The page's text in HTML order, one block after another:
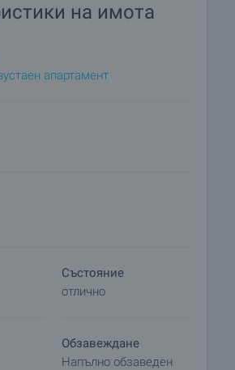
пещерняци и цели семейства
забавления, на брега на морето
до тишината и спокойствието на
на имота
апартамент
Състояние
отлично
Обзавеждане
Напълно обзаведен